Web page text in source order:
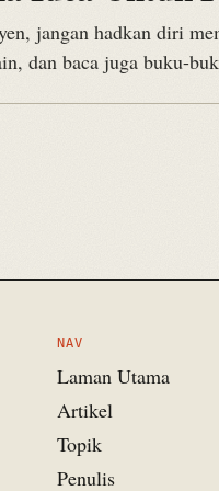
jangan hadkan diri
dan baca juga buku-
NAV
Laman Utama
Artikel
Topik
Penulis